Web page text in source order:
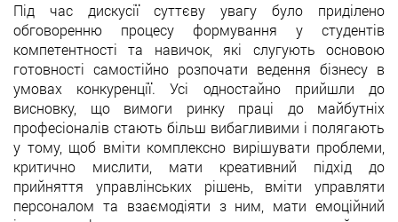
Під час дискусії суттєву увагу було приділено
обговоренню процесу формування у студентів
компетентності та навичок, які слугують основою
готовності самостійно розпочати ведення бізнесу в
умовах конкуренції. Усі одностайно прийшли до
висновку, що вимоги ринку праці до майбутніх
професіоналів стають більш вибагливими і полягають
у тому, щоб вміти комплексно вирішувати проблеми,
критично мислити, мати креативний підхід до
прийняття управлінських рішень, вміти управляти
персоналом та взаємодіяти з ним, мати емоційний